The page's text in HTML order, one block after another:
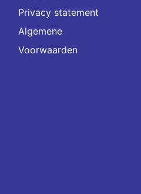
Privacy statement
Algemene
Voorwaarden